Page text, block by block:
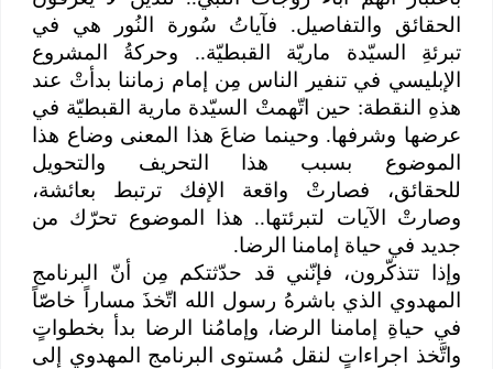
الحقائق والتفاصيل. فآياتُ سُورة النُور هي في
تبرئةِ السيّدة ماريّة القبطيّة.. وحركةُ المشروع
الإبليسي في تنفير الناس مِن إمام زماننا بدأتْ عند
هذهِ النقطة: حين اتّهمتْ السيّدة مارية القبطيّة في
عرضها وشرفها. وحينما ضاعَ هذا المعنى وضاع هذا
الموضوع بسبب هذا التحريف والتحويل
للحقائق، فصارتْ واقعة الإفك ترتبط بعائشة،
وصارتْ الآيات لتبرئتها.. هذا الموضوع تحرّك من
جديد في حياة إمامنا الرضا.
وإذا تتذكّرون، فإنّني قد حدّثتكم مِن أنّ البرنامج
المهدوي الذي باشرهُ رسول الله اتّخذَ مساراً خاصّاً
في حياةِ إمامنا الرضا، وإمامُنا الرضا بدأ بخطواتٍ
واتَّخذ اجراءاتٍ لنقل مُستوى البرنامج المهدوي إلى